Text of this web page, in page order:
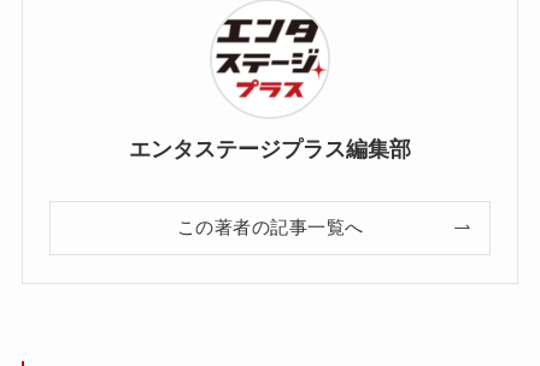
エンタステージプラス編集部
この著者の記事一覧へ